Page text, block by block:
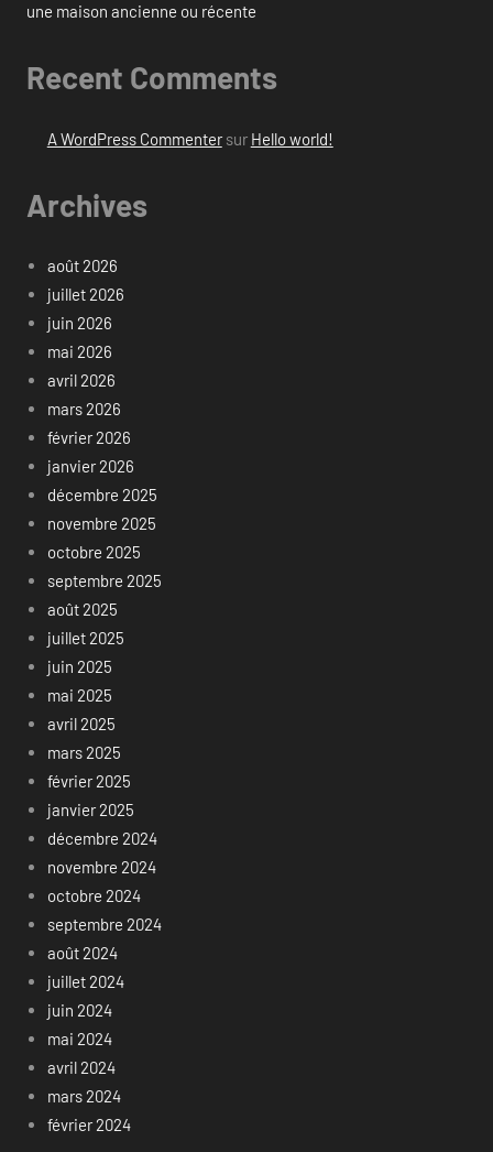
une maison ancienne ou récente
Recent Comments
A WordPress Commentersur Hello world!
Archives
août 2026
juillet 2026
juin 2026
mai 2026
avril 2026
mars 2026
février 2026
janvier 2026
décembre 2025
novembre 2025
octobre 2025
septembre 2025
août 2025
juillet 2025
juin 2025
mai 2025
avril 2025
mars 2025
février 2025
janvier 2025
décembre 2024
novembre 2024
octobre 2024
septembre 2024
août 2024
juillet 2024
juin 2024
mai 2024
avril 2024
mars 2024
février 2024